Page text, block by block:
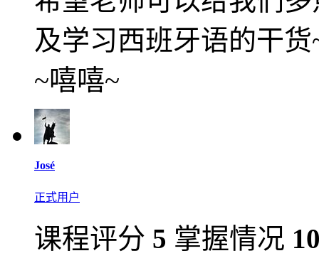
及学习西班牙语的干
~嘻嘻~
José
正式用户
课程评分 5 掌握情况